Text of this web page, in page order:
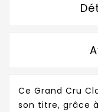
Ce Grand Cru
son titre, grâce